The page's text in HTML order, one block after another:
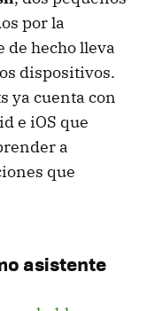
por la
de hecho lleva
dispositivos.
ya cuenta con
e iOS que
a
que
asistente